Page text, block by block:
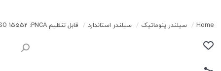
Home
/ سیلندر پنوماتیک / سیلندر استاندارد / قابل تنظیم ISO 15552 :PNCA